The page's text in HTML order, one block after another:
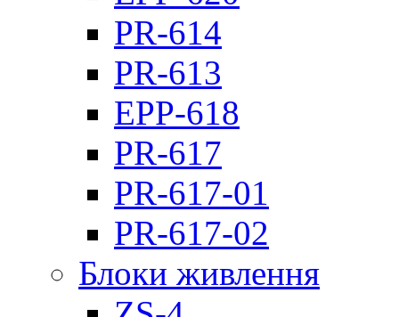
PR-614
PR-613
EPP-618
PR-617
PR-617-01
PR-617-02
Блоки живлення